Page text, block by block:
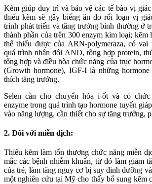
Kẽm giúp duy trì và bảo vệ các tế bào vị
thiếu kẽm sẽ gây biếng ăn do rối loạn vị
trình phát triển và tăng trưởng bình thường ở
thành phần của trên 300 enzym kim loại; kẽm
thể thiếu được của ARN-polymeraza, có vai
quá trình nhân đôi AND, tổng hợp protein,
tổng hợp và điều hòa chức năng của trục
(Growth hormone), IGF-I là những
thích tăng trưởng.
Selen cần cho chuyển hóa i-ốt và có
enzyme trong quá trình tạo hormone tuyến
vào năng lượng, cần thiết cho sự tăng trưởng,
2. Đối với miễn dịch:
Thiếu kẽm làm tổn thương chức năng miễn
mắc các bệnh nhiễm khuẩn, từ đó làm giảm
của trẻ, làm tăng nguy cơ bị suy dinh dưỡng
một nghiên cứu tại Mỹ cho thấy bổ sung kẽm